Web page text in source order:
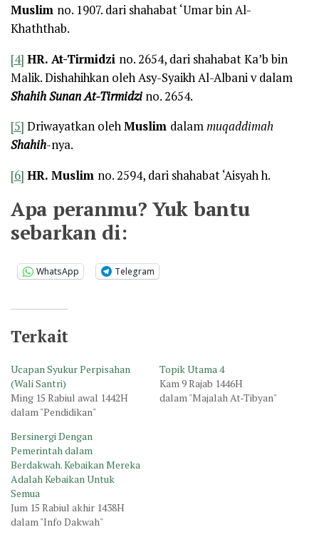
Muslim no. 1907. dari shahabat ‘Umar bin Al-
Khaththab.
[4] HR. At-Tirmidzi no. 2654, dari shahabat Ka’b bin
Malik. Dishahihkan oleh Asy-Syaikh Al-Albani v dalam
Shahih Sunan At-Tirmidzino. 2654.
[5] Driwayatkan olehMuslim dalammuqaddimah
Shahih-nya.
[6] HR. Muslim no. 2594, dari shahabat ‘Aisyah h.
Apa peranmu? Yuk bantu
sebarkan di:
WhatsApp Telegram
Terkait
Ucapan Syukur Perpisahan
(Wali Santri)
Ming 15 Rabiul awal 1442H
dalam "Pendidikan"
Topik Utama 4
Kam 9 Rajab 1446H
dalam "Majalah At-Tibyan"
Bersinergi Dengan
Pemerintah dalam
Berdakwah. Kebaikan Mereka
Adalah Kebaikan Untuk
Semua
Jum 15 Rabiul akhir 1438H
dalam "Info Dakwah"